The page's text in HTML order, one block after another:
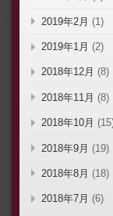
2019年2月 (1)
2019年1月 (2)
2018年12月 (8)
2018年11月 (8)
2018年10月
2018年9月 (19)
2018年8月 (18)
2018年7月 (6)